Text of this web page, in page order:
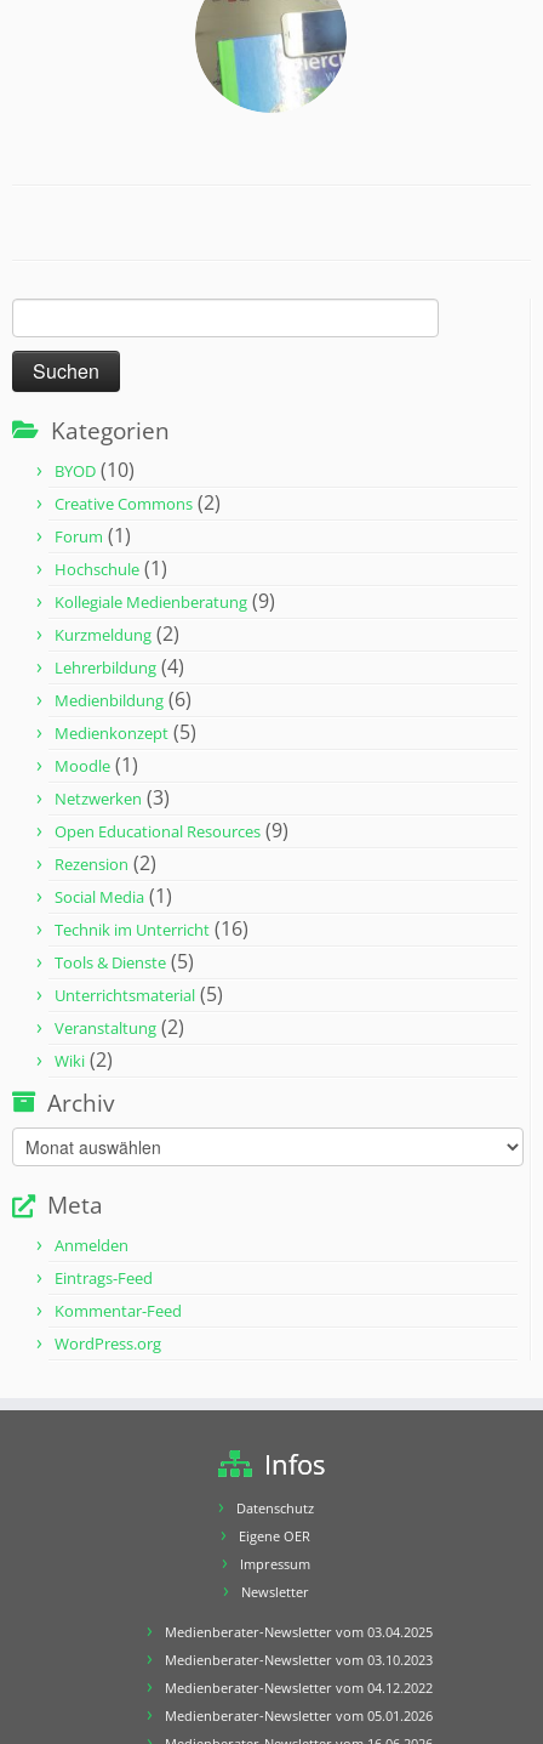
Suchen
nach:
Kategorien
BYOD (10)
Creative Commons (2)
Forum (1)
Hochschule (1)
Kollegiale Medienberatung (9)
Kurzmeldung (2)
Lehrerbildung (4)
Medienbildung (6)
Medienkonzept (5)
Moodle (1)
Netzwerken (3)
Open Educational Resources (9)
Rezension (2)
Social Media (1)
Technik im Unterricht (16)
Tools & Dienste (5)
Unterrichtsmaterial (5)
Veranstaltung (2)
Wiki (2)
Archiv
Archiv
Meta
Anmelden
Eintrags-Feed
Kommentar-Feed
WordPress.org
Infos
Datenschutz
Eigene OER
Impressum
Newsletter
Medienberater-Newsletter vom 03.04.2025
Medienberater-Newsletter vom 03.10.2023
Medienberater-Newsletter vom 04.12.2022
Medienberater-Newsletter vom 05.01.2026